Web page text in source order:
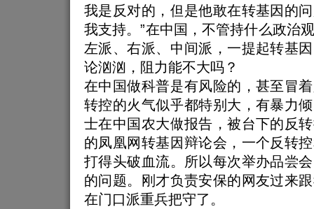
我是反对的，但是他敢在转基因的
我支持。”在中国，不管持什么政治
左派、右派、中间派，一提起转基
论汹汹，阻力能不大吗？
在中国做科普是有风险的，甚至冒
转控的火气似乎都特别大，有暴力
士在中国农大做报告，被台下的反
的凤凰网转基因辩论会，一个反转
打得头破血流。所以每次举办品尝
的问题。刚才负责安保的网友过来
在门口派重兵把守了。